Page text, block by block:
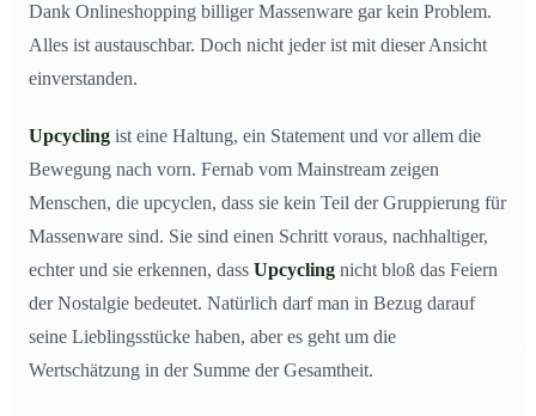
Dank Onlineshopping billiger Massenware gar kein Problem.
Alles ist austauschbar. Doch nicht jeder ist mit dieser Ansicht
einverstanden.
Upcycling ist eine Haltung, ein Statement und vor allem die
Bewegung nach vorn. Fernab vom Mainstream zeigen
Menschen, die upcyclen, dass sie kein Teil der Gruppierung für
Massenware sind. Sie sind einen Schritt voraus, nachhaltiger,
echter und sie erkennen, dass Upcycling nicht bloß das Feiern
der Nostalgie bedeutet. Natürlich darf man in Bezug darauf
seine Lieblingsstücke haben, aber es geht um die
Wertschätzung in der Summe der Gesamtheit.